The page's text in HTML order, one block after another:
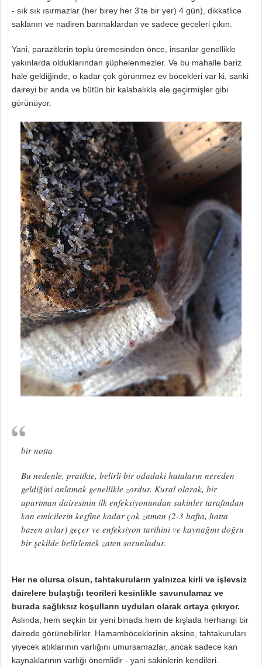
- sık sık ısırmazlar (her birey her 3'te bir yer) 4 gün), dikkatlice
saklanın ve nadiren barınaklardan ve sadece geceleri çıkın.
Yani, parazitlerin toplu üremesinden önce, insanlar genellikle
yakınlarda olduklarından şüphelenmezler. Ve bu mahalle bariz
hale geldiğinde, o kadar çok görünmez ev böcekleri var ki, sanki
daireyi bir anda ve bütün bir kalabalıkla ele geçirmişler gibi
görünüyor.
bir notta
Bu nedenle, pratikte, belirli bir odadaki hataların nereden
geldiğini anlamak genellikle zordur. Kural olarak, bir
apartman dairesinin ilk enfeksiyonundan sakinler tarafından
kan emicilerin keşfine kadar çok zaman (2-3 hafta, hatta
bazen aylar) geçer ve enfeksiyon tarihini ve kaynağını doğru
bir şekilde belirlemek zaten sorunludur.
Her ne olursa olsun, tahtakuruların yalnızca kirli ve işlevsiz
dairelere bulaştığı teorileri kesinlikle savunulamaz ve
burada sağlıksız koşulların uyduları olarak ortaya çıkıyor.
Aslında, hem seçkin bir yeni binada hem de kışlada herhangi bir
dairede görünebilirler. Hamamböceklerinin aksine, tahtakuruları
yiyecek atıklarının varlığını umursamazlar, ancak sadece kan
kaynaklarının varlığı önemlidir - yani sakinlerin kendileri.